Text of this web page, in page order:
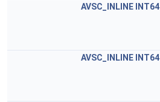
AVSC_INLINE INT64
AVSC_INLINE INT64